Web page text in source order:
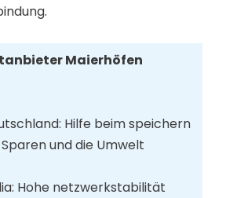
Maierhöfen
Hilfe beim speichern
und die Umwelt
Hohe netzwerkstabilität